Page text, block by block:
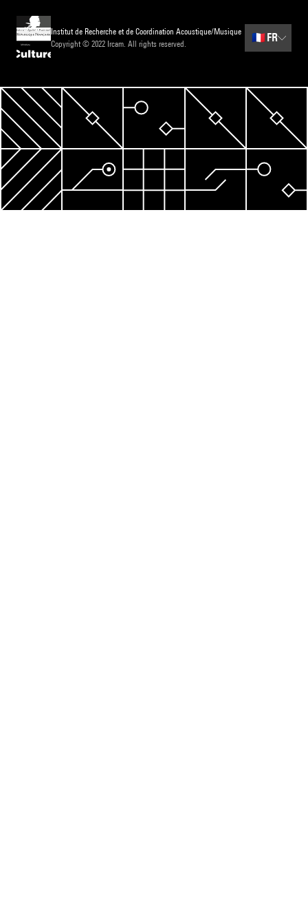
Institut de Recherche et de Coordination Acoustique/Musique
Copyright © 2022 Ircam. All rights reserved.
🇫🇷 FR